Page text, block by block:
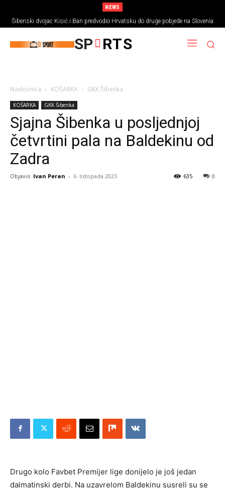
NEWS
Šibenski dvojac Kisić i Ban predvodio Hrvatsku do druge pobjede na Slovenia
Ballu
SP RTS
Naslovnica KOŠARKA GKK Šibenka
KOŠARKA GKK Šibenka
Sjajna Šibenka u posljednjoj
četvrtini pala na Baldekinu od
Zadra
Objavio Ivan Peran - 6. listopada 2023. 0
635
Drugo kolo Favbet Premijer lige donijelo je još jedan
dalmatinski derbi. Na uzavrelom Baldekinu susreli su se